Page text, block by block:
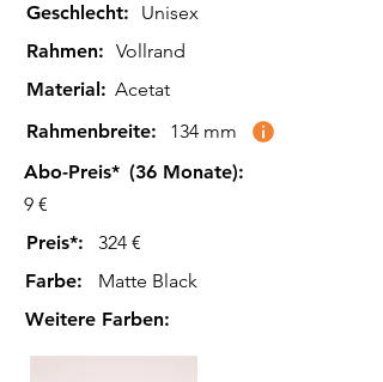
Geschlecht:
Unisex
Rahmen: Vollrand
Material: Acetat
Rahmenbreite:
134 mm
Abo-Preis* (36 Monate):
9 €
Preis*:
324 €
Farbe:
Matte Black
Weitere Farben: